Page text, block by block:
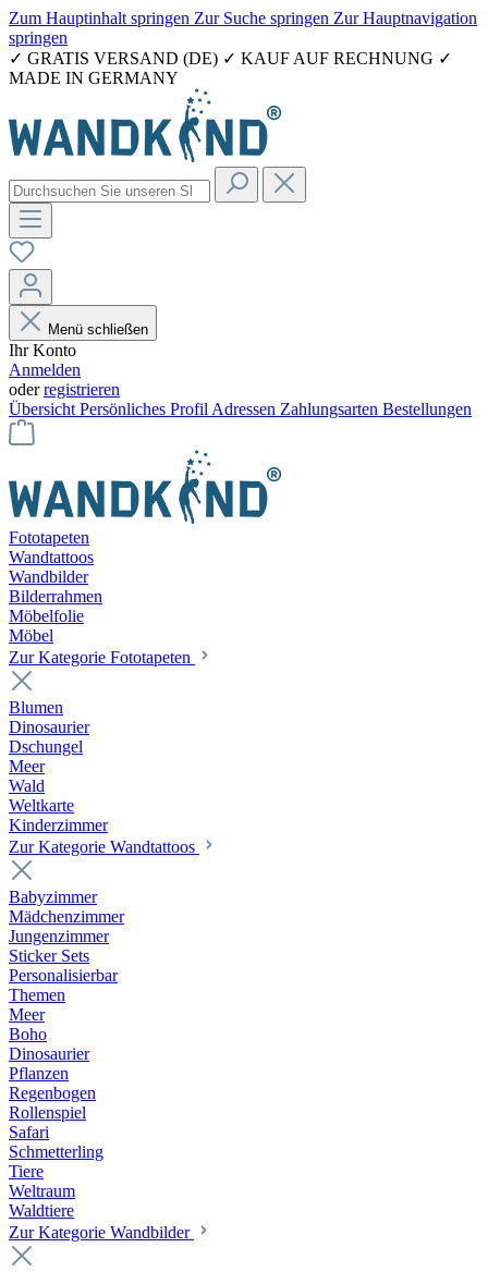
Zum Hauptinhalt springen Zur Suche springen Zur Hauptnavigation
springen
✓ GRATIS VERSAND (DE) ✓ KAUF AUF RECHNUNG ✓
MADE IN GERMANY
Menü schließen
Ihr Konto
Anmelden
oderregistrieren
Übersicht Persönliches Profil Adressen Zahlungsarten Bestellungen
Fototapeten
Wandtattoos
Wandbilder
Bilderrahmen
Möbelfolie
Möbel
Zur Kategorie Fototapeten
Blumen
Dinosaurier
Dschungel
Meer
Wald
Weltkarte
Kinderzimmer
Zur Kategorie Wandtattoos
Babyzimmer
Mädchenzimmer
Jungenzimmer
Sticker Sets
Personalisierbar
Themen
Meer
Boho
Dinosaurier
Pflanzen
Regenbogen
Rollenspiel
Safari
Schmetterling
Tiere
Weltraum
Waldtiere
Zur Kategorie Wandbilder